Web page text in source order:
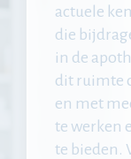
actuele
die
in de
dit ruimte
en met
te werken
te bieden.